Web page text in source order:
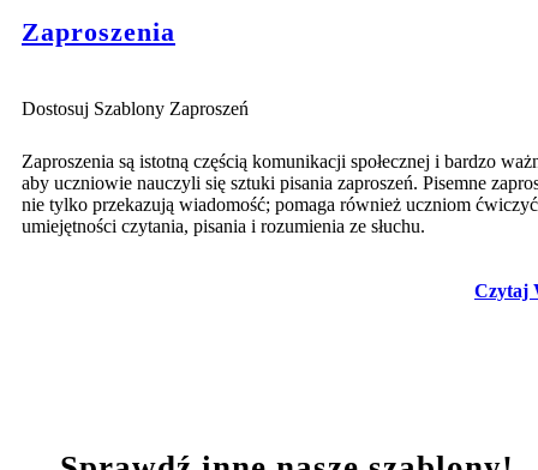
Zaproszenia
Dostosuj Szablony Zaproszeń
Zaproszenia są istotną częścią komunikacji społecznej i bardzo
aby uczniowie nauczyli się sztuki pisania zaproszeń. Pisemne
nie tylko przekazują wiadomość; pomaga również uczniom ćwiczyć
umiejętności czytania, pisania i rozumienia ze słuchu.
Czytaj